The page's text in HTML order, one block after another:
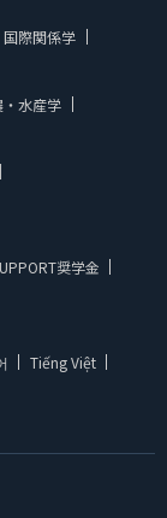
国際関係学
・水産学
奨学金
Tiếng Việt